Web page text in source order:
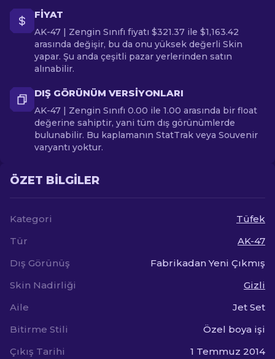
FIYAT
AK-47 | Zengin Sınıfı fiyatı $321.37 ile $1,163.42
arasında değişir, bu da onu yüksek değerli Skin
yapar. Şu anda çeşitli pazar yerlerinden satın
alınabilir.
DIŞ GÖRÜNÜM VERSIYONLARI
AK-47 | Zengin Sınıfı 0.00 ile 1.00 arasında bir float
değerine sahiptir, yani tüm dış görünümlerde
bulunabilir. Bu kaplamanın StatTrak veya Souvenir
varyantı yoktur.
ÖZET BILGILER
Kategori
Tüfek
Tür
AK-47
Dış Görünüş
Fabrikadan Yeni Çıkmış
Skin Nadirliği
Gizli
Aile
Jet Set
Bitirme Stili
Özel boya işi
Çıkış Tarihi
1 Temmuz 2014